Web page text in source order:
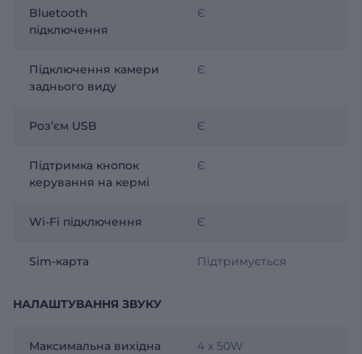
Bluetooth
підключення
Є
Підключення камери
заднього виду
Є
Розʼєм USB Є
Підтримка кнопок
керування на кермі
Є
Wi-Fi підключення Є
Sim-карта Підтримується
НАЛАШТУВАННЯ ЗВУКУ
Максимальна вихідна
4 x 50W